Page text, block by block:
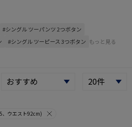
#シングル ツーパンツ 2つボタン
#シングル ツーピース 3つボタン もっと見る
、ウエスト92cm)